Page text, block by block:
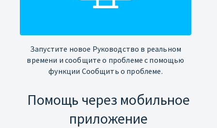
Запустите новое Руководство в реальном
времени и сообщите о проблеме с помощью
функции Сообщить о проблеме.
Помощь через мобильное
приложение